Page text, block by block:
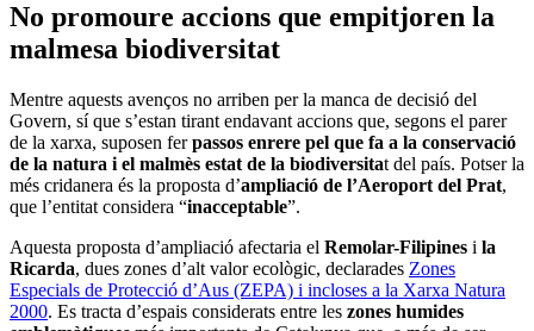
No promoure accions que empitjoren la
malmesa biodiversitat
Mentre aquests avenços no arriben per la manca de decisió del
Govern, sí que s’estan tirant endavant accions que, segons el parer
de la xarxa, suposen ferpassos enrere pel que fa a la conservació
de la natura i el malmès estat de la biodiversitat del país. Potser la
més cridanera és la proposta d’ampliació de l’Aeroport del Prat,
que l’entitat considera “inacceptable”.
Aquesta proposta d’ampliació afectaria el Remolar-Filipines i la
Ricarda, dues zones d’alt valor ecològic, declarades Zones
Especials de Protecció d’Aus (ZEPA) i incloses a la Xarxa Natura
2000. Es tracta d’espais considerats entre les zones humides